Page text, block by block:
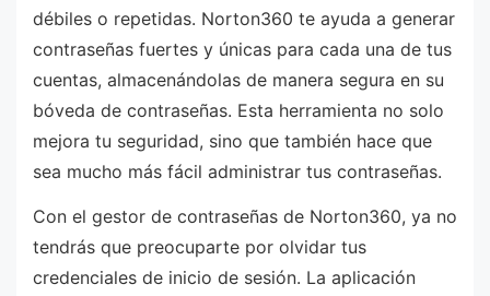
débiles o repetidas. Norton360 te ayuda a generar
contraseñas fuertes y únicas para cada una de tus
cuentas, almacenándolas de manera segura en su
bóveda de contraseñas. Esta herramienta no solo
mejora tu seguridad, sino que también hace que
sea mucho más fácil administrar tus contraseñas.
Con el gestor de contraseñas de Norton360, ya no
tendrás que preocuparte por olvidar tus
credenciales de inicio de sesión. La aplicación